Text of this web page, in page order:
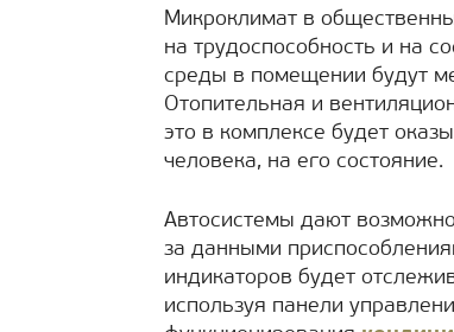
Микроклимат в
на трудоспособность и на
среды в помещении будут
Отопительная и
это в комплексе будет
человека, на его состояние.
Автосистемы дают
за данными
индикаторов будет
используя панели